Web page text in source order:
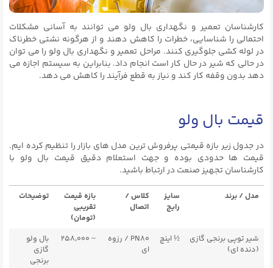
کارشناسان تعمیر و نگهداری بال ولو می توانند به آسانی مشکلات
احتمالی را شناسایی، خطرات را کاهش دهند و از هرگونه نشتی خطرناک
در لوله کشی جلوگیری کنند. مراحل تعمیر و نگهداری بال ولو را می توان
در حالی که شیر در حال کار است انجام داد. بنابراین به سیستم اجازه می
دهد بدون وقفه کار کند و نیاز به قطع فرآیند را کاهش می دهد.
قیمت بال ولو
در جدول زیر بازه قیمتی پرفروش ترین مدل های بازار را تنظیم کرده ایم.
قیمت ها حدودی بوده و جهت استعلام دقیق قیمت بال ولو با
کارشناسان تجهیز صنعت در ارتباط باشید.
مدل / برند
سایز
رایج
کلاس /
اتصال
بازه قیمت
تقریبی
(تومان)
توضیحات
شیر توپی برنجی گازی
(دنده ای)
½ اینچ
PN80 / رزوه
ای
~ ۲۵۸٬۰۰۰
بال ولو
گازی
برنجی